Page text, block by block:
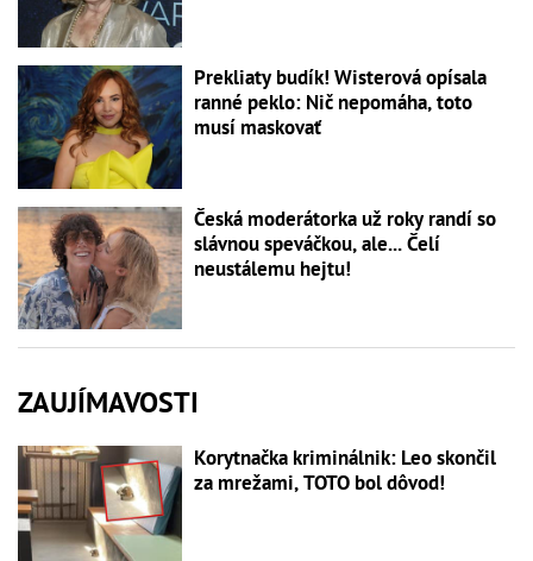
Prekliaty budík! Wisterová opísala
ranné peklo: Nič nepomáha, toto
musí maskovať
Česká moderátorka už roky randí so
slávnou speváčkou, ale... Čelí
neustálemu hejtu!
ZAUJÍMAVOSTI
Korytnačka kriminálnik: Leo skončil
za mrežami, TOTO bol dôvod!